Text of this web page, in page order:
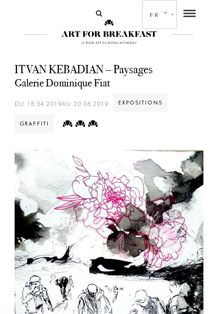
FR
ITVAN KEBADIAN – Paysages
Galerie Dominique Fiat
DU 18.04.2019AU 20.06.2019 EXPOSITIONS
GRAFFITI